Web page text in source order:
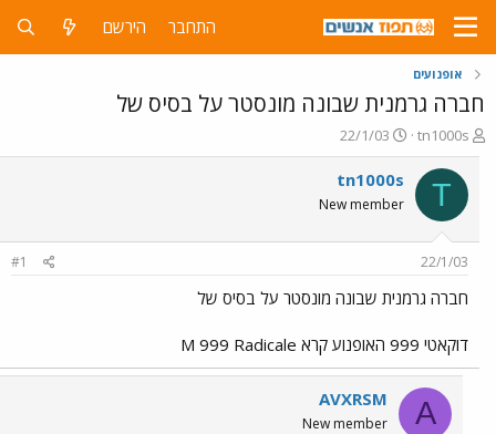
התחבר הירשם
אופנועים
חברה גרמנית שבונה מונסטר על בסיס של
פ
ו
ת
ח
ה
ש
א
tn1000s
פ
ו
ר
ס
ם
ר
22/1/03
T
tn1000s
New member
22/1/03
#1
חברה גרמנית שבונה מונסטר על בסיס של
דוקאטי 999 האופנוע קרא M 999 Radicale
A
AVXRSM
New member